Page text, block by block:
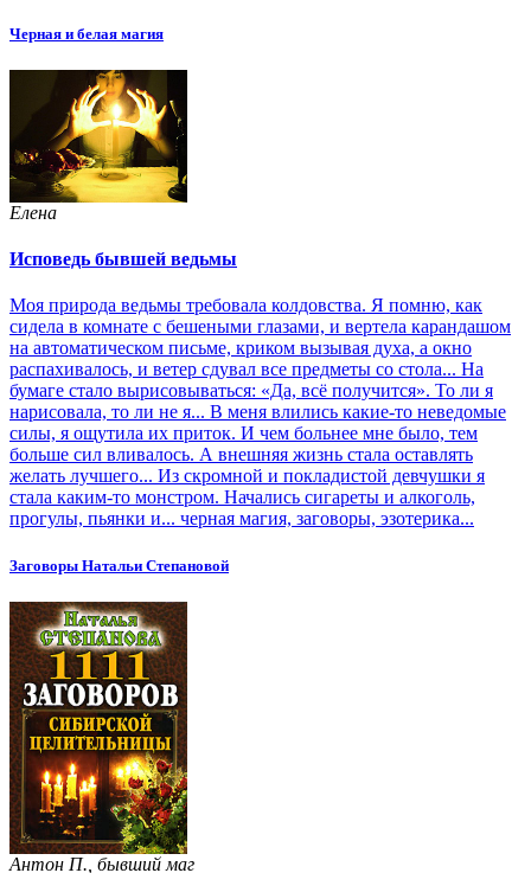
Черная и белая магия
Елена
Исповедь бывшей ведьмы
Моя природа ведьмы требовала колдовства. Я помню, как
сидела в комнате с бешеными глазами, и вертела карандашом
на автоматическом письме, криком вызывая духа, а окно
распахивалось, и ветер сдувал все предметы со стола... На
бумаге стало вырисовываться: «Да, всё получится». То ли я
нарисовала, то ли не я... В меня влились какие-то неведомые
силы, я ощутила их приток. И чем больнее мне было, тем
больше сил вливалось. А внешняя жизнь стала оставлять
желать лучшего... Из скромной и покладистой девчушки я
стала каким-то монстром. Начались сигареты и алкоголь,
прогулы, пьянки и... черная магия, заговоры, эзотерика...
Заговоры Натальи Степановой
Антон П., бывший маг